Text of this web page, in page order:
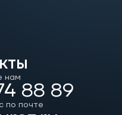
нам
88 89
по почте